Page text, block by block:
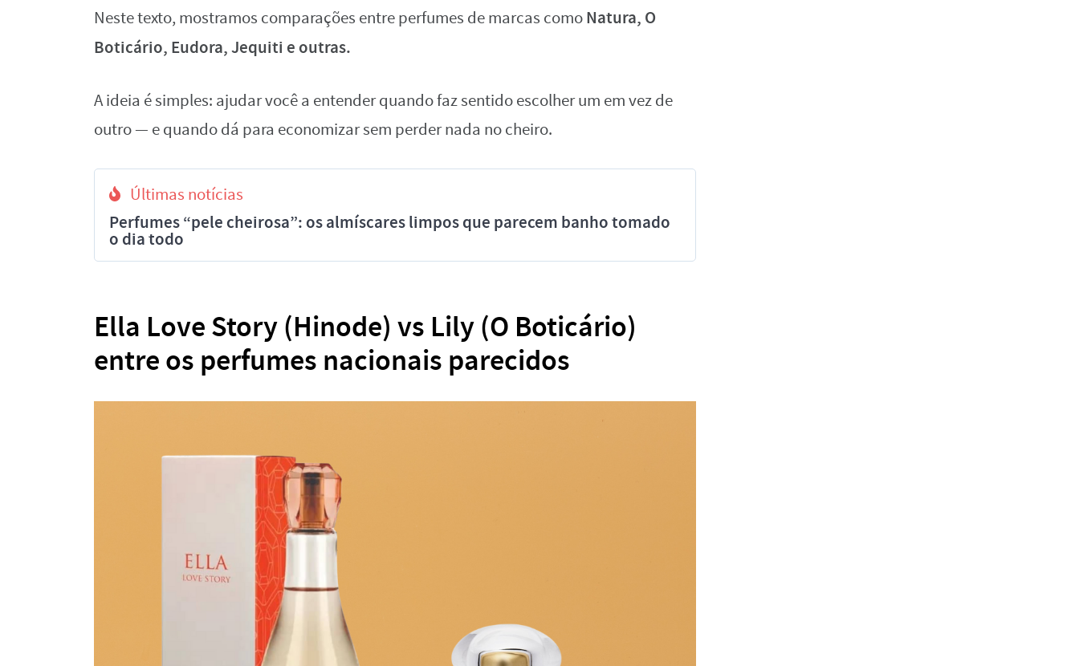
Neste texto, mostramos comparações entre perfumes de marcas comoNatura, O
Boticário, Eudora, Jequiti e outras.
A ideia é simples: ajudar você a entender quando faz sentido escolher um em vez de
outro — e quando dá para economizar sem perder nada no cheiro.
Últimas notícias
Perfumes “pele cheirosa”: os almíscares limpos que parecem banho tomado
o dia todo
Ella Love Story (Hinode) vs Lily (O Boticário)
entre os perfumes nacionais parecidos